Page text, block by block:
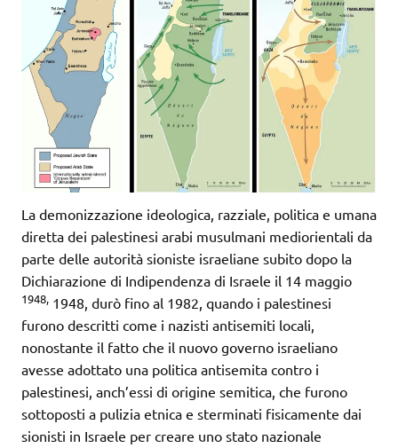
La demonizzazione ideologica, razziale, politica e umana
diretta dei palestinesi arabi musulmani mediorientali da
parte delle autorità sioniste israeliane subito dopo la
Dichiarazione di Indipendenza di Israele il 14 maggio
1948, 1948, durò fino al 1982, quando i palestinesi
furono descritti come i nazisti antisemiti locali,
nonostante il fatto che il nuovo governo israeliano
avesse adottato una politica antisemita contro i
palestinesi, anch’essi di origine semitica, che furono
sottoposti a pulizia etnica e sterminati fisicamente dai
sionisti in Israele per creare uno stato nazionale